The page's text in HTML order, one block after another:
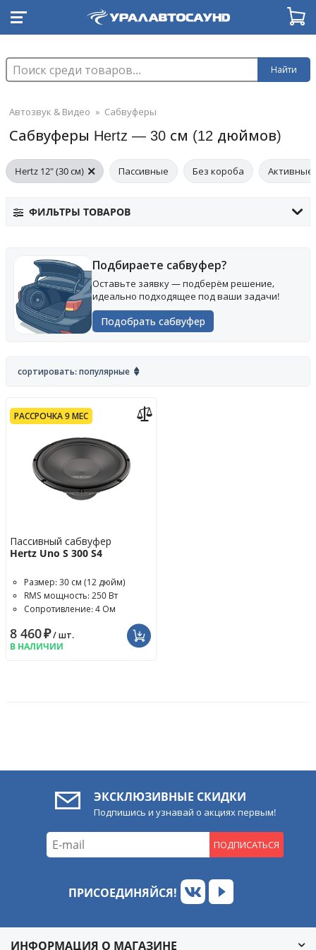
Найти
Автозвук & Видео » Сабвуферы
Сабвуферы Hertz — 30 см (12 дюймов)
Hertz 12" (30 см) Пассивные Без короба Активные
ФИЛЬТРЫ ТОВАРОВ
Подбираете сабвуфер?
Оставьте заявку — подберём решение,
идеально подходящее под ваши задачи!
Подобрать сабвуфер
сортировать: популярные
РАССРОЧКА 9 МЕС
Пассивный сабвуфер
Hertz Uno S 300 S4
Размер: 30 см (12 дюйм)
RMS мощность: 250 Вт
Сопротивление: 4 Ом
8 460₽/ шт.
В НАЛИЧИИ
ЭКСКЛЮЗИВНЫЕ СКИДКИ
Подпишись и узнавай о акциях первым!
ПОДПИСАТЬСЯ
ПРИСОЕДИНЯЙСЯ!
ИНФОРМАЦИЯ О МАГАЗИНЕ